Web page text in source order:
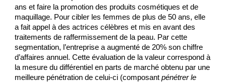
ans et faire la promotion des produits cosmétiques et de
maquillage. Pour cibler les femmes de plus de 50 ans, elle
a fait appel à des actrices célèbres et mis en avant des
traitements de raffermissement de la peau. Par cette
segmentation, l’entreprise a augmenté de 20% son chiffre
d’affaires annuel. Cette évaluation de la valeur correspond à
la mesure du différentiel en parts de marché obtenu par une
meilleure pénétration de celui-ci (composant pénétrer le